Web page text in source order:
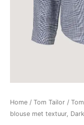
Home / Tom Tailor /
blouse met textuur,